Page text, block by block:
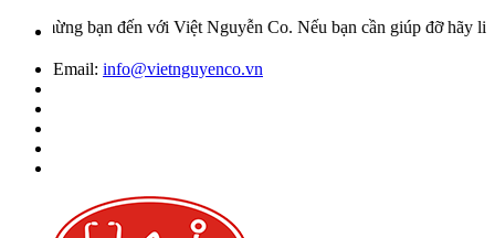
mừng bạn đến với Việt Nguyễn Co. Nếu bạn cần giúp đỡ hãy liên
Email: info@vietnguyenco.vn